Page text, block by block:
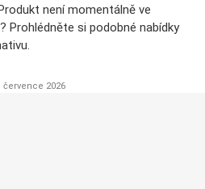
není momentálně ve
Prohlédněte si podobné nabídky
2026